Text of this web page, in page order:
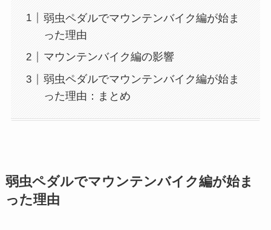
弱虫ペダルでマウンテンバイク編が始ま
った理由
マウンテンバイク編の影響
弱虫ペダルでマウンテンバイク編が始ま
った理由：まとめ
弱虫ペダルでマウンテンバイク編が始ま
った理由